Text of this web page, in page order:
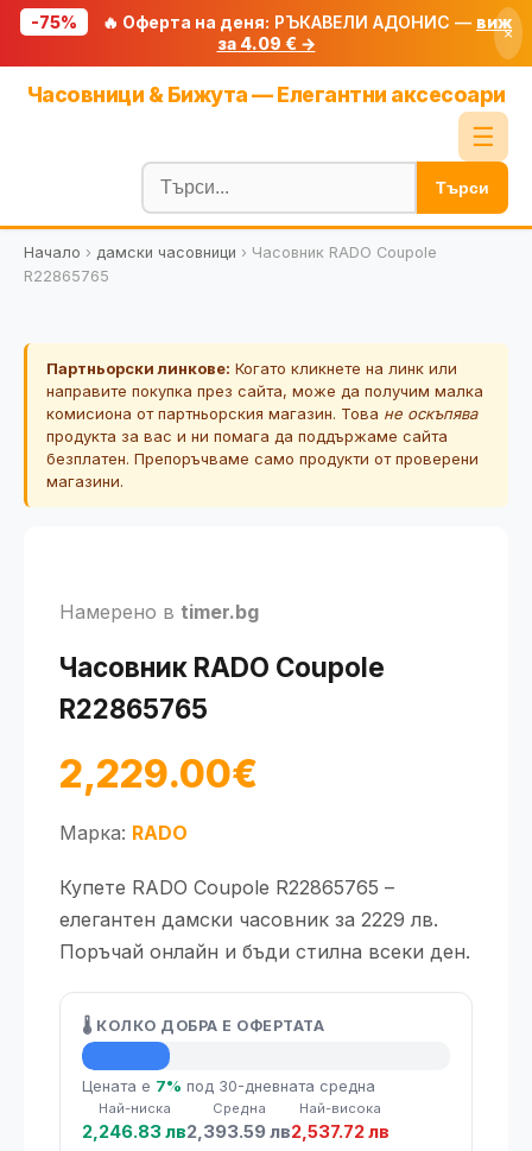
-75% 🔥 Оферта на деня: РЪКАВЕЛИ АДОНИС — виж
за 4.09 € →
×
Часовници & Бижута — Елегантни аксесоари
☰
Блог
🧮 Калкулатори
🔍 Намери продукт
🎟️ Купони
Търси
Начало › дамски часовници › Часовник RADO Coupole
R22865765
Партньорски линкове: Когато кликнете на линк или
направите покупка през сайта, може да получим малка
комисиона от партньорския магазин. Това не оскъпява
продукта за вас и ни помага да поддържаме сайта
безплатен. Препоръчваме само продукти от проверени
магазини.
Намерено в timer.bg
Часовник RADO Coupole
R22865765
2,229.00€
Марка: RADO
Купете RADO Coupole R22865765 –
елегантен дамски часовник за 2229 лв.
Поръчай онлайн и бъди стилна всеки ден.
🌡️ КОЛКО ДОБРА Е ОФЕРТАТА
💡 Средна цена
Цената е 7% под 30-дневната средна
Най-ниска
2,246.83 лв
Средна
2,393.59 лв
Най-висока
2,537.72 лв